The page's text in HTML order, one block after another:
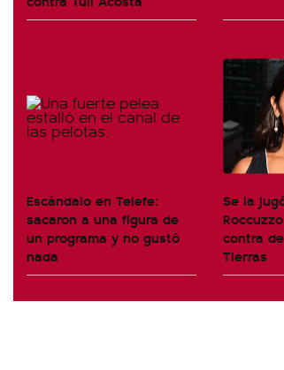
Escándalo en Telefe:
sacaron a una figura de
un programa y no gustó
nada
Se la
contra
Tierras